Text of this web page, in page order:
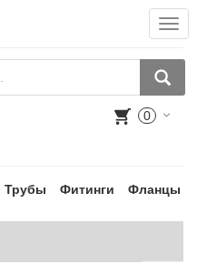
0
Трубы Фитинги Фланцы